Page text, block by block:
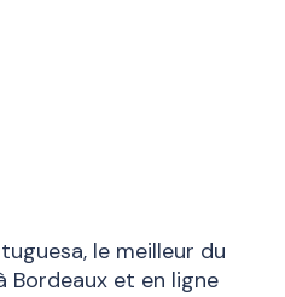
le meilleur du
Bordeaux et en ligne